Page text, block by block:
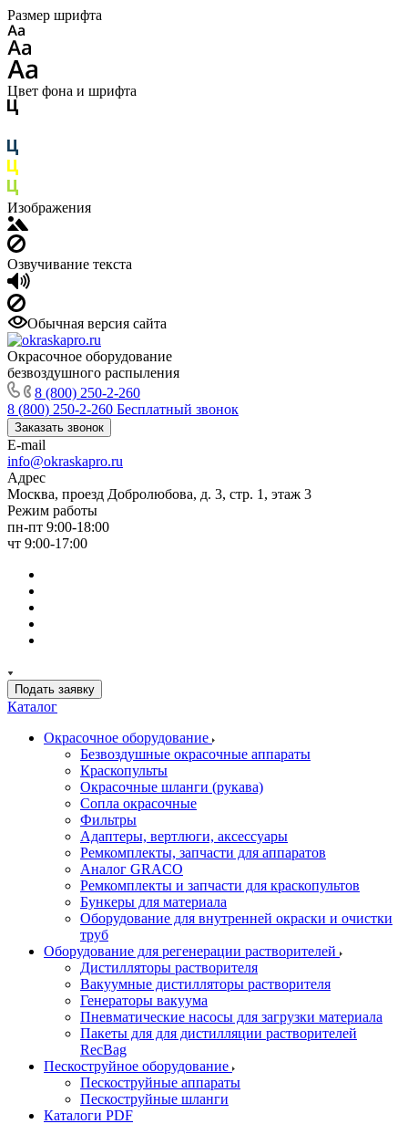
Размер шрифта
Цвет фона и шрифта
Изображения
Озвучивание текста
Обычная версия сайта
Окрасочное оборудование
безвоздушного распыления
8 (800) 250-2-260
8 (800) 250-2-260 Бесплатный звонок
Заказать звонок
E-mail
info@okraskapro.ru
Адрес
Москва, проезд Добролюбова, д. 3, стр. 1, этаж 3
Режим работы
пн-пт 9:00-18:00
чт 9:00-17:00
Подать заявку
Каталог
Окрасочное оборудование
Безвоздушные окрасочные аппараты
Краскопульты
Окрасочные шланги (рукава)
Сопла окрасочные
Фильтры
Адаптеры, вертлюги, аксессуары
Ремкомплекты, запчасти для аппаратов
Аналог GRACO
Ремкомплекты и запчасти для краскопультов
Бункеры для материала
Оборудование для внутренней окраски и очистки
труб
Оборудование для регенерации растворителей
Дистилляторы растворителя
Вакуумные дистилляторы растворителя
Генераторы вакуума
Пневматические насосы для загрузки материала
Пакеты для для дистилляции растворителей
RecBag
Пескоструйное оборудование
Пескоструйные аппараты
Пескоструйные шланги
Каталоги PDF